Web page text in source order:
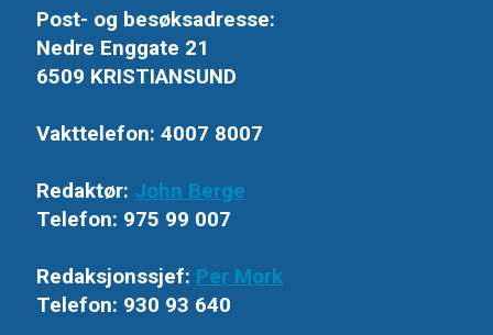
Post- og besøksadresse:
Nedre Enggate 21
6509 KRISTIANSUND
Vakttelefon: 4007 8007
Redaktør: John Berge
Telefon: 975 99 007
Redaksjonssjef: Per Mork
Telefon: 930 93 640